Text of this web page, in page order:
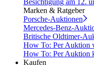
Besichtigung am 12.
Marken & Ratgeber
Porsche-Auktionen
Mercedes-Benz-
Britische Oldtimer-
How To: Per Auktion
How To: Per Auktion
Kaufen